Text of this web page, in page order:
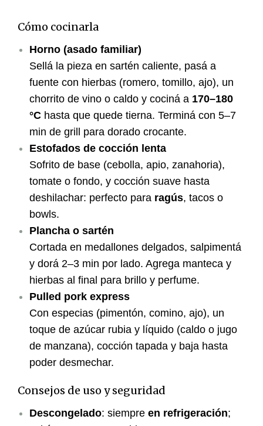
Cómo cocinarla
Horno (asado familiar)
Sellá la pieza en sartén caliente, pasá a
fuente con hierbas (romero, tomillo, ajo), un
chorrito de vino o caldo y cociná a 170–180
°C hasta que quede tierna. Terminá con 5–7
min de grill para dorado crocante.
Estofados de cocción lenta
Sofrito de base (cebolla, apio, zanahoria),
tomate o fondo, y cocción suave hasta
deshilachar: perfecto para ragús, tacos o
bowls.
Plancha o sartén
Cortada en medallones delgados, salpimentá
y dorá 2–3 min por lado. Agrega manteca y
hierbas al final para brillo y perfume.
Pulled pork express
Con especias (pimentón, comino, ajo), un
toque de azúcar rubia y líquido (caldo o jugo
de manzana), cocción tapada y baja hasta
poder desmechar.
Consejos de uso y seguridad
Descongelado: siempre en refrigeración;